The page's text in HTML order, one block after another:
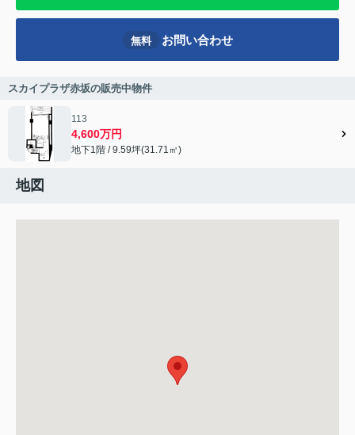
無料 お問い合わせ
スカイプラザ赤坂の販売中物件
113
4,600万円
地下1階 / 9.59坪(31.71㎡)
地図